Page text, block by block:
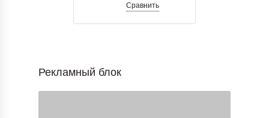
Сравнить
Рекламный блок